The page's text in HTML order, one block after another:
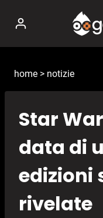
contenuto
home > notizie
Star
data di
edizioni
rivelate